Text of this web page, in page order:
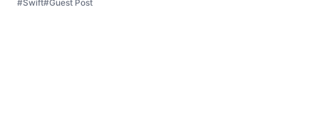
#Swift#Guest Post